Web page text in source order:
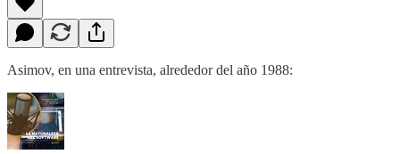
Asimov, en una entrevista, alrededor del año 1988: